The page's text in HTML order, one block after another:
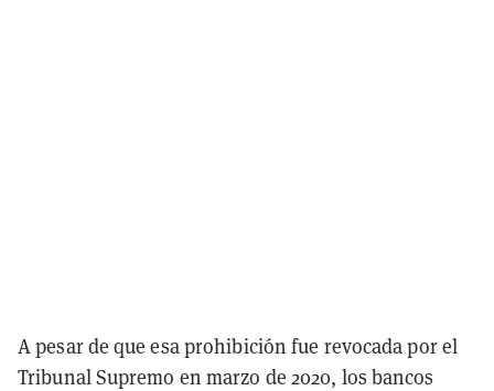
A pesar de que esa prohibición fue revocada por el
Tribunal Supremo en marzo de 2020, los bancos